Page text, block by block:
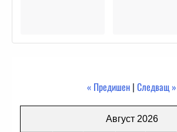
« Предишен | Следващ »
Август 2026